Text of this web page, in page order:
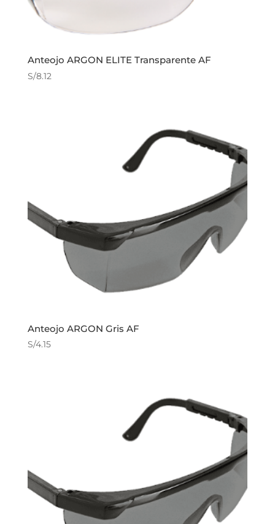
Anteojo ARGON ELITE Transparente AF
S/8.12
Anteojo ARGON Gris AF
S/4.15